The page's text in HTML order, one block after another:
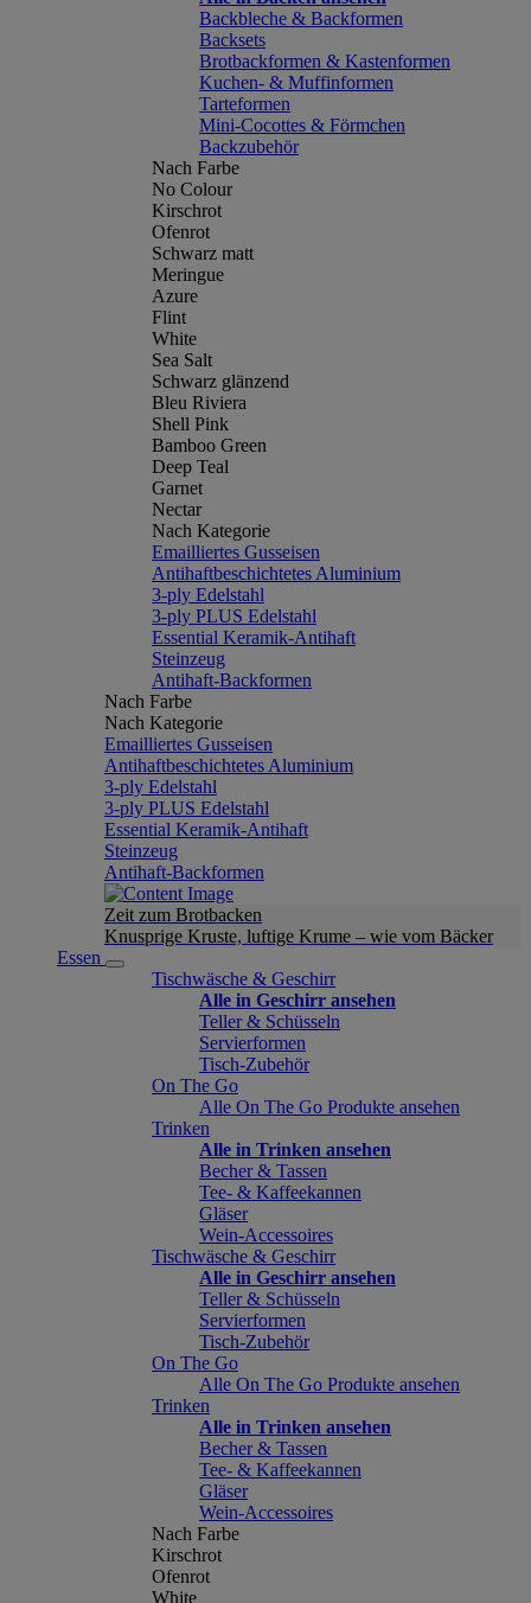
Backbleche & Backformen
Backsets
Brotbackformen & Kastenformen
Kuchen- & Muffinformen
Tarteformen
Mini-Cocottes & Förmchen
Backzubehör
Nach Farbe
No Colour
Kirschrot
Ofenrot
Schwarz matt
Meringue
Azure
Flint
White
Sea Salt
Schwarz glänzend
Bleu Riviera
Shell Pink
Bamboo Green
Deep Teal
Garnet
Nectar
Nach Kategorie
Emailliertes Gusseisen
Antihaftbeschichtetes Aluminium
3-ply Edelstahl
3-ply PLUS Edelstahl
Essential Keramik-Antihaft
Steinzeug
Antihaft-Backformen
Nach Farbe
Nach Kategorie
Emailliertes Gusseisen
Antihaftbeschichtetes Aluminium
3-ply Edelstahl
3-ply PLUS Edelstahl
Essential Keramik-Antihaft
Steinzeug
Antihaft-Backformen
Zeit zum Brotbacken
Knusprige Kruste, luftige Krume – wie vom Bäcker
Essen
Tischwäsche & Geschirr
Alle in Geschirr ansehen
Teller & Schüsseln
Servierformen
Tisch-Zubehör
On The Go
Alle On The Go Produkte ansehen
Trinken
Alle in Trinken ansehen
Becher & Tassen
Tee- & Kaffeekannen
Gläser
Wein-Accessoires
Tischwäsche & Geschirr
Alle in Geschirr ansehen
Teller & Schüsseln
Servierformen
Tisch-Zubehör
On The Go
Alle On The Go Produkte ansehen
Trinken
Alle in Trinken ansehen
Becher & Tassen
Tee- & Kaffeekannen
Gläser
Wein-Accessoires
Nach Farbe
Kirschrot
Ofenrot
White